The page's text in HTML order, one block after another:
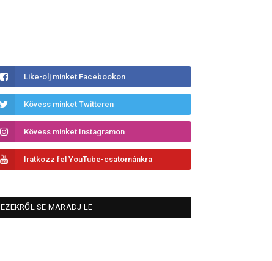
Like-olj minket Facebookon
Kövess minket Twitteren
Kövess minket Instagramon
Iratkozz fel YouTube-csatornánkra
EZEKRŐL SE MARADJ LE